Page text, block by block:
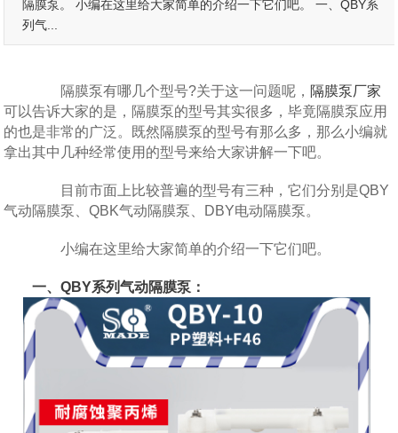
隔膜泵。 小编在这里给大家简单的介绍一下它们吧。 一、QBY系
列气...
隔膜泵有哪几个型号?关于这一问题呢， 隔膜泵厂家
可以告诉大家的是，隔膜泵的型号其实很多，毕竟隔膜泵应用
的也是非常的广泛。既然隔膜泵的型号有那么多，那么小编就
拿出其中几种经常使用的型号来给大家讲解一下吧。
目前市面上比较普遍的型号有三种，它们分别是QBY
气动隔膜泵、QBK气动隔膜泵、DBY电动隔膜泵。
小编在这里给大家简单的介绍一下它们吧。
一、QBY系列气动隔膜泵：